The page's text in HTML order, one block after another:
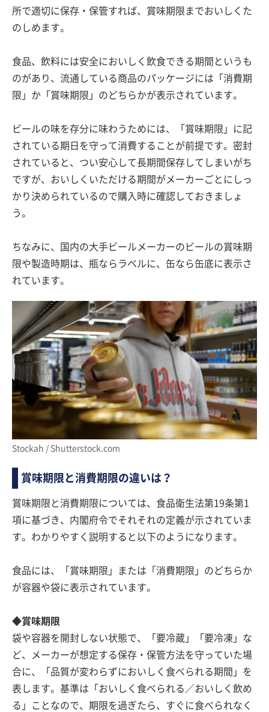
所で適切に保存・保管すれば、賞味期限までおいしくた
のしめます。
食品、飲料には安全においしく飲食できる期間というも
のがあり、流通している商品のパッケージには「消費期
限」か「賞味期限」のどちらかが表示されています。
ビールの味を存分に味わうためには、「賞味期限」に記
されている期日を守って消費することが前提です。密封
されていると、つい安心して長期間保存してしまいがち
ですが、おいしくいただける期間がメーカーごとにしっ
かり決められているので購入時に確認しておきましょ
う。
ちなみに、国内の大手ビールメーカーのビールの賞味期
限や製造時期は、瓶ならラベルに、缶なら缶底に表示さ
れています。
Stockah / Shutterstock.com
賞味期限と消費期限の違いは？
賞味期限と消費期限については、食品衛生法第19条第1
項に基づき、内閣府令でそれそれの定義が示されていま
す。わかりやすく説明すると以下のようになります。
食品には、「賞味期限」または「消費期限」のどちらか
が容器や袋に表示されています。
◆賞味期限
袋や容器を開封しない状態で、「要冷蔵」「要冷凍」な
ど、メーカーが想定する保存・保管方法を守っていた場
合に、「品質が変わらずにおいしく食べられる期間」を
表します。基準は「おいしく食べられる／おいしく飲め
る」ことなので、期限を過ぎたら、すぐに食べられなく